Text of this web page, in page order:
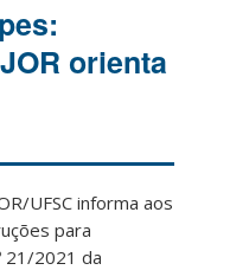
orienta
UFSC informa aos
para
21/2021 da